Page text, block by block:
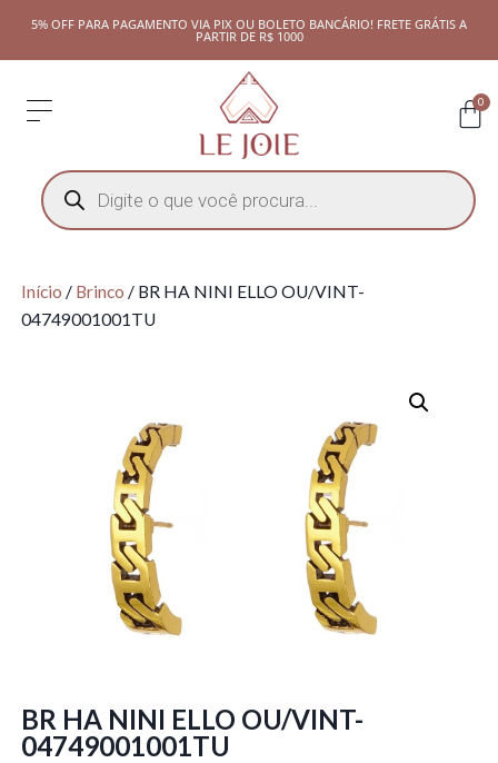
5% OFF PARA PAGAMENTO VIA PIX OU BOLETO BANCÁRIO! FRETE GRÁTIS A
PARTIR DE R$ 1000
0
Início / Brinco / BR HA NINI ELLO OU/VINT-
04749001001TU
BR HA NINI ELLO OU/VINT-
04749001001TU